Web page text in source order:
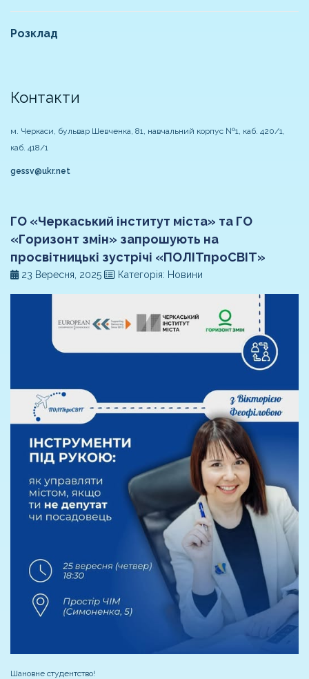
Розклад
Контакти
м. Черкаси, бульвар Шевченка, 81, навчальний корпус №1, каб. 420/1,
каб. 418/1
gessv@ukr.net
ГО «Черкаський інститут міста» та ГО
«Горизонт змін» запрошують на
просвітницькі зустрічі «ПОЛІТпроСВІТ»
23 Вересня, 2025 Категорія: Новини
Шановне студентство!